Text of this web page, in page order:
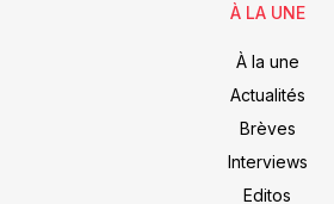
À LA UNE
À la une
Actualités
Brèves
Interviews
Editos